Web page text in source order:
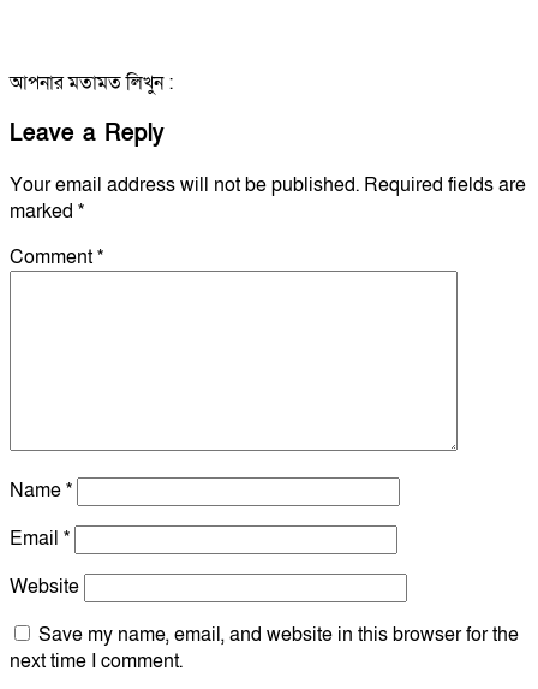
আপনার মতামত লিখুন :
Leave a Reply
Your email address will not be published. Required fields are
marked *
Comment*
Name*
Email *
Website
Save my name, email, and website in this browser for the
next time I comment.